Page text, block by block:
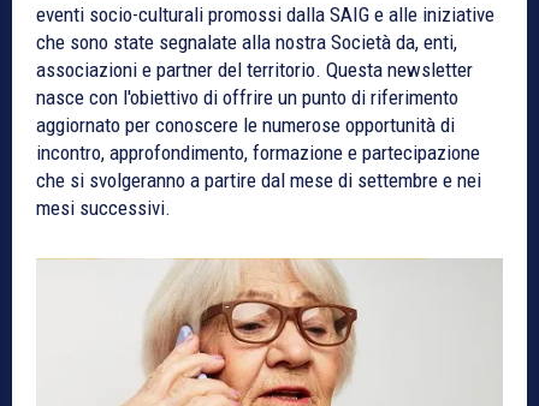
eventi socio-culturali promossi dalla SAIG e alle iniziative
che sono state segnalate alla nostra Società da, enti,
associazioni e partner del territorio. Questa newsletter
nasce con l'obiettivo di offrire un punto di riferimento
aggiornato per conoscere le numerose opportunità di
incontro, approfondimento, formazione e partecipazione
che si svolgeranno a partire dal mese di settembre e nei
mesi successivi.